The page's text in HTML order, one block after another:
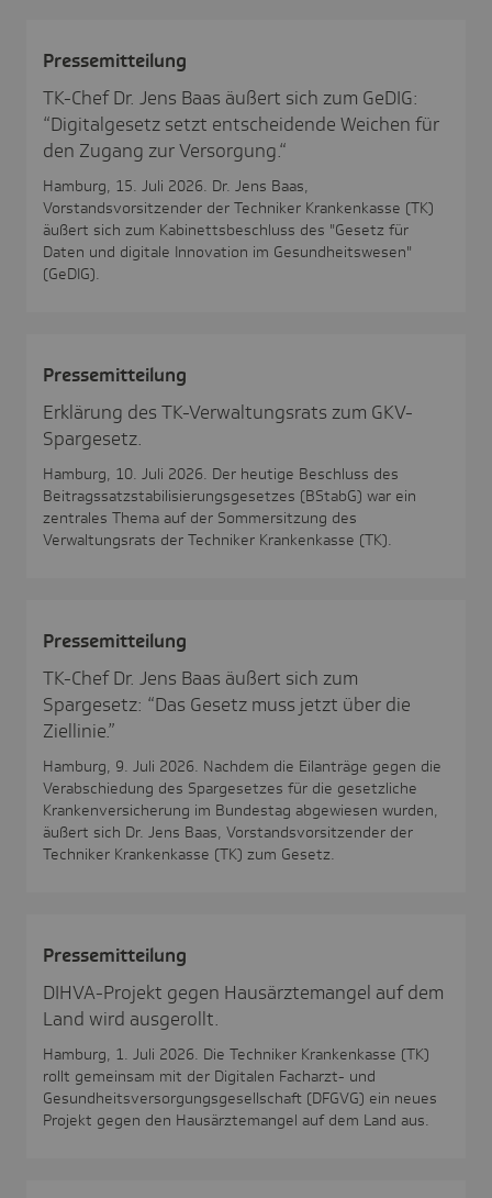
Pres­se­mit­tei­lung
TK-Chef Dr. Jens Baas äußert sich zum GeDIG:
“Digitalgesetz setzt entscheidende Weichen für
den Zugang zur Versorgung.“
Hamburg, 15. Juli 2026. Dr. Jens Baas,
Vorstandsvorsitzender der Techniker Krankenkasse (TK)
äußert sich zum Kabinettsbeschluss des "Gesetz für
Daten und digitale Innovation im Gesundheitswesen"
(GeDIG).
Pres­se­mit­tei­lung
Erklärung des TK-Verwaltungsrats zum GKV-
Spargesetz.
Hamburg, 10. Juli 2026. Der heutige Beschluss des
Beitragssatzstabilisierungsgesetzes (BStabG) war ein
zentrales Thema auf der Sommersitzung des
Verwaltungsrats der Techniker Krankenkasse (TK).
Pres­se­mit­tei­lung
TK-Chef Dr. Jens Baas äußert sich zum
Spargesetz: “Das Gesetz muss jetzt über die
Ziellinie.”
Hamburg, 9. Juli 2026. Nachdem die Eilanträge gegen die
Verabschiedung des Spargesetzes für die gesetzliche
Krankenversicherung im Bundestag abgewiesen wurden,
äußert sich Dr. Jens Baas, Vorstandsvorsitzender der
Techniker Krankenkasse (TK) zum Gesetz.
Pres­se­mit­tei­lung
DIHVA-Projekt gegen Hausärztemangel auf dem
Land wird ausgerollt.
Hamburg, 1. Juli 2026. Die Techniker Krankenkasse (TK)
rollt gemeinsam mit der Digitalen Facharzt- und
Gesundheitsversorgungsgesellschaft (DFGVG) ein neues
Projekt gegen den Hausärztemangel auf dem Land aus.